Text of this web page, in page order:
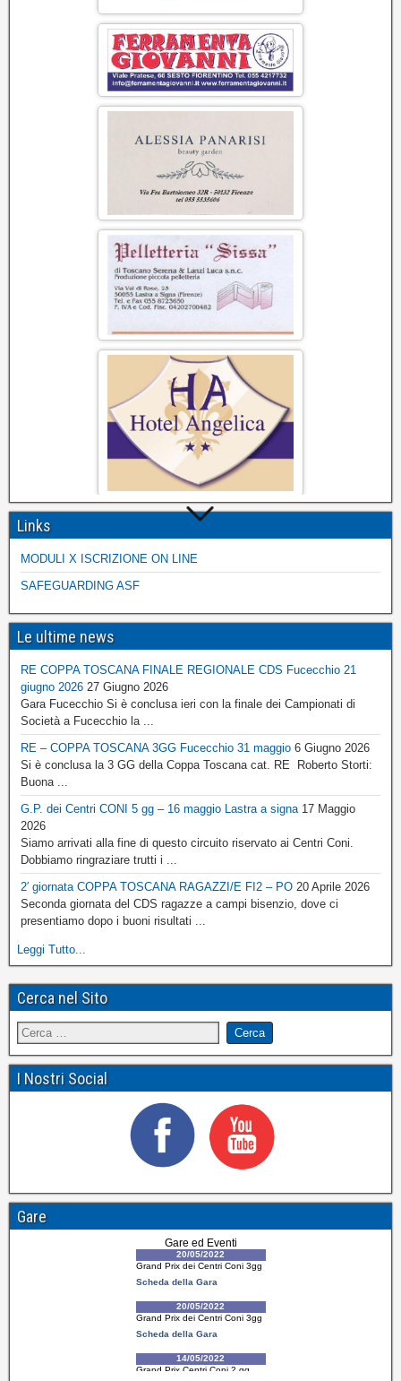
Links
MODULI X ISCRIZIONE ON LINE
SAFEGUARDING ASF
Le ultime news
RE COPPA TOSCANA FINALE REGIONALE CDS Fucecchio 21
giugno 2026 27 Giugno 2026
Gara Fucecchio Si è conclusa ieri con la finale dei Campionati di
Società a Fucecchio la ...
RE – COPPA TOSCANA 3GG Fucecchio 31 maggio 6 Giugno 2026
Si è conclusa la 3 GG della Coppa Toscana cat. RE Roberto Storti:
Buona ...
G.P. dei Centri CONI 5 gg – 16 maggio Lastra a signa17 Maggio
2026
Siamo arrivati alla fine di questo circuito riservato ai Centri Coni.
Dobbiamo ringraziare trutti i ...
2′ giornata COPPA TOSCANA RAGAZZI/E FI2 – PO 20 Aprile 2026
Seconda giornata del CDS ragazze a campi bisenzio, dove ci
presentiamo dopo i buoni risultati ...
Leggi Tutto...
Cerca nel Sito
I Nostri Social
Gare